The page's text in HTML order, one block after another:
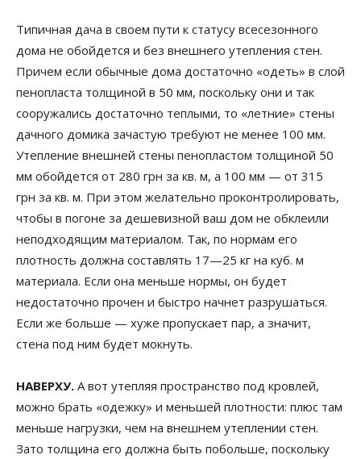
Типичная дача в своем пути к статусу всесезонного
дома не обойдется и без внешнего утепления стен.
Причем если обычные дома достаточно «одеть» в слой
пенопласта толщиной в 50 мм, поскольку они и так
сооружались достаточно теплыми, то «летние» стены
дачного домика зачастую требуют не менее 100 мм.
Утепление внешней стены пенопластом толщиной 50
мм обойдется от 280 грн за кв. м, а 100 мм — от 315
грн за кв. м. При этом желательно проконтролировать,
чтобы в погоне за дешевизной ваш дом не обклеили
неподходящим материалом. Так, по нормам его
плотность должна составлять 17—25 кг на куб. м
материала. Если она меньше нормы, он будет
недостаточно прочен и быстро начнет разрушаться.
Если же больше — хуже пропускает пар, а значит,
стена под ним будет мокнуть.
НАВЕРХУ. А вот утепляя пространство под кровлей,
можно брать «одежку» и меньшей плотности: плюс там
меньше нагрузки, чем на внешнем утеплении стен.
Зато толщина его должна быть побольше, поскольку